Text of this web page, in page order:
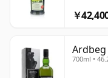
￥
Ardbeg
700ml •